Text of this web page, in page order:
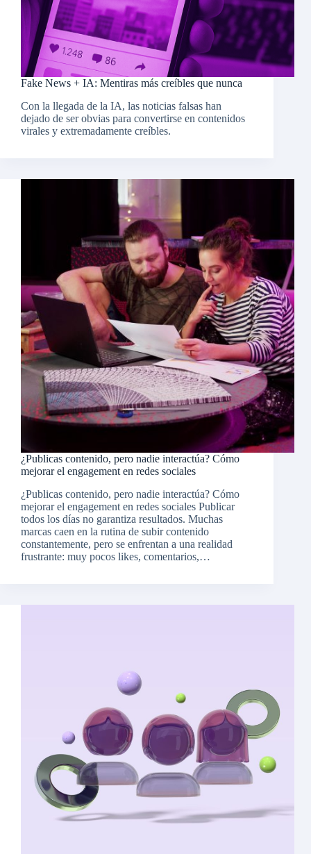
Fake News + IA: Mentiras más creíbles que nunca
Con la llegada de la IA, las noticias falsas han
dejado de ser obvias para convertirse en contenidos
virales y extremadamente creíbles.
¿Publicas contenido, pero nadie interactúa? Cómo
mejorar el engagement en redes sociales
¿Publicas contenido, pero nadie interactúa? Cómo
mejorar el engagement en redes sociales Publicar
todos los días no garantiza resultados. Muchas
marcas caen en la rutina de subir contenido
constantemente, pero se enfrentan a una realidad
frustrante: muy pocos likes, comentarios,…